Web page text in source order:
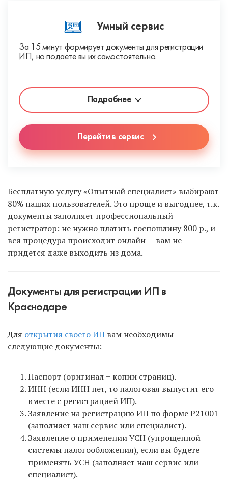
Умный сервис
За 15 минут формирует документы для регистрации
ИП, но подаете вы их самостоятельно.
Подробнее
Перейти в сервис
Бесплатную услугу «Опытный специалист» выбирают
80% наших пользователей. Это проще и выгоднее, т.к.
документы заполняет профессиональный
регистратор: не нужно платить госпошлину 800 р., и
вся процедура происходит онлайн — вам не
придется даже выходить из дома.
Документы для регистрации ИП в
Краснодаре
Для открытия своего ИП вам необходимы
следующие документы:
Паспорт (оригинал + копии страниц).
ИНН (если ИНН нет, то налоговая выпустит его
вместе с регистрацией ИП).
Заявление на регистрацию ИП по форме Р21001
(заполняет наш сервис или специалист).
Заявление о применении УСН (упрощенной
системы налогообложения), если вы будете
применять УСН (заполняет наш сервис или
специалист).